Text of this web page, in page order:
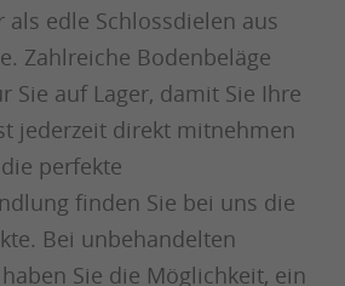
edle Schlossdielen aus
Zahlreiche Bodenbeläge
Sie auf Lager, damit Sie Ihre
jederzeit direkt mitnehmen
perfekte
finden Sie bei uns die
Bei unbehandelten
Sie die Möglichkeit, ein